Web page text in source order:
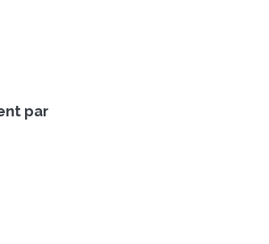
par